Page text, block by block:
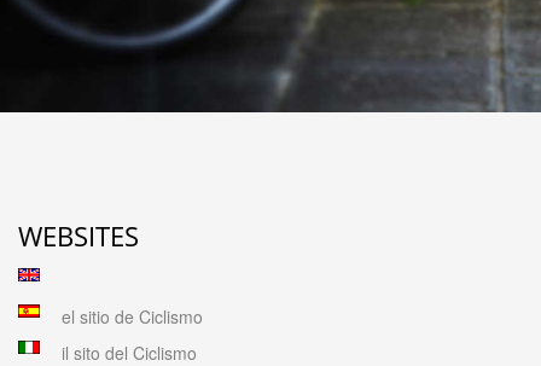
WEBSITES
el sitio de Ciclismo
il sito del Ciclismo